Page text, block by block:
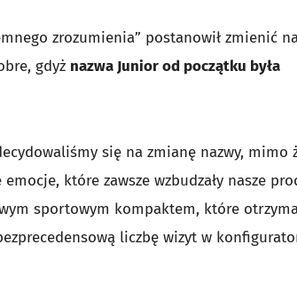
zrozumienia” postanowił zmienić
gdyż nazwa Junior od początku była
się na zmianę nazwy, mimo
które zawsze wzbudzały nasze
sportowym kompaktem, które
liczbę wizyt w